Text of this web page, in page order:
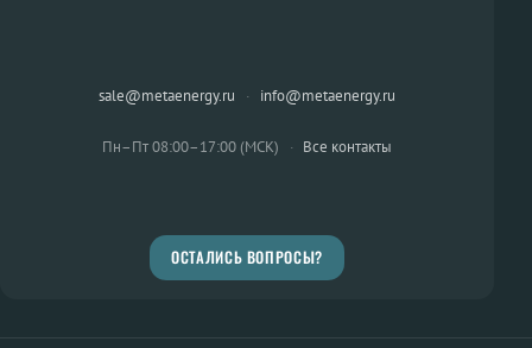
sale@metaenergy.ru · info@metaenergy.ru
Пн–Пт 08:00–17:00 (МСК) · Все контакты
ОСТАЛИСЬ ВОПРОСЫ?